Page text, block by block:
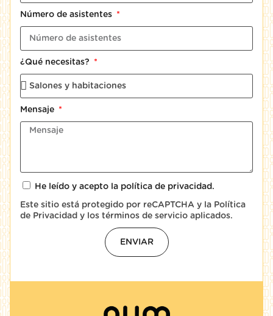
Número de asistentes
¿Qué necesitas?
Mensaje
He leído y acepto la política de privacidad.
Este sitio está protegido por reCAPTCHA y la Política
de Privacidad y los términos de servicio aplicados.
ENVIAR